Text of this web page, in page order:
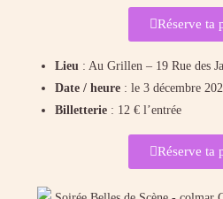
Réserve ta
Lieu : Au Grillen – 19 Rue des
Date / heure : le 3 décembre
Billetterie : 12 € l’entrée
Réserve ta